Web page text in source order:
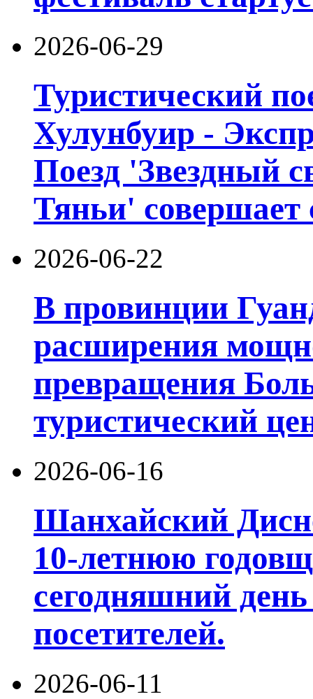
2026-06-29
Туристический
Хулунбуир -
Поезд 'Звездный
Тяньи' совершает
2026-06-22
В провинции
расширения
превращения
туристический
2026-06-16
Шанхайский
10-летнюю
сегодняшний
посетителей.
2026-06-11